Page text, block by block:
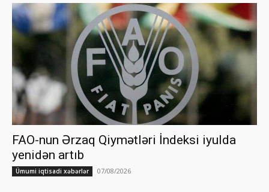
FAO-nun Ərzaq Qiymətləri İndeksi iyulda
yenidən artıb
Ümumi iqtisadi xəbərlər 07/08/2026